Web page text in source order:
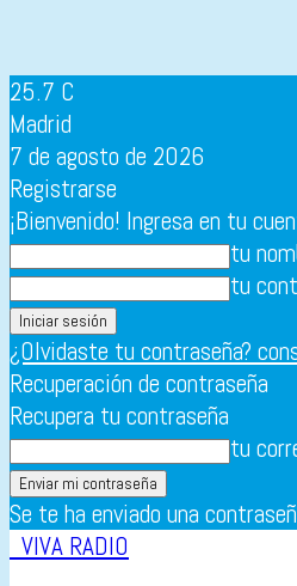
25.7 C
Madrid
7 de agosto de 2026
Registrarse
¡Bienvenido! Ingresa en tu
tu
tu
¿Olvidaste tu contraseña?
Recuperación de contraseña
Recupera tu contraseña
tu
Se te ha enviado una
VIVA RADIO